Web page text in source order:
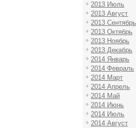
2013 Июль
2013 Август
2013 Сентябрь
2013 Октябрь
2013 Ноябрь
2013 Декабрь
2014 Январь
2014 Февраль
2014 Март
2014 Апрель
2014 Май
2014 Июнь
2014 Июль
2014 Август